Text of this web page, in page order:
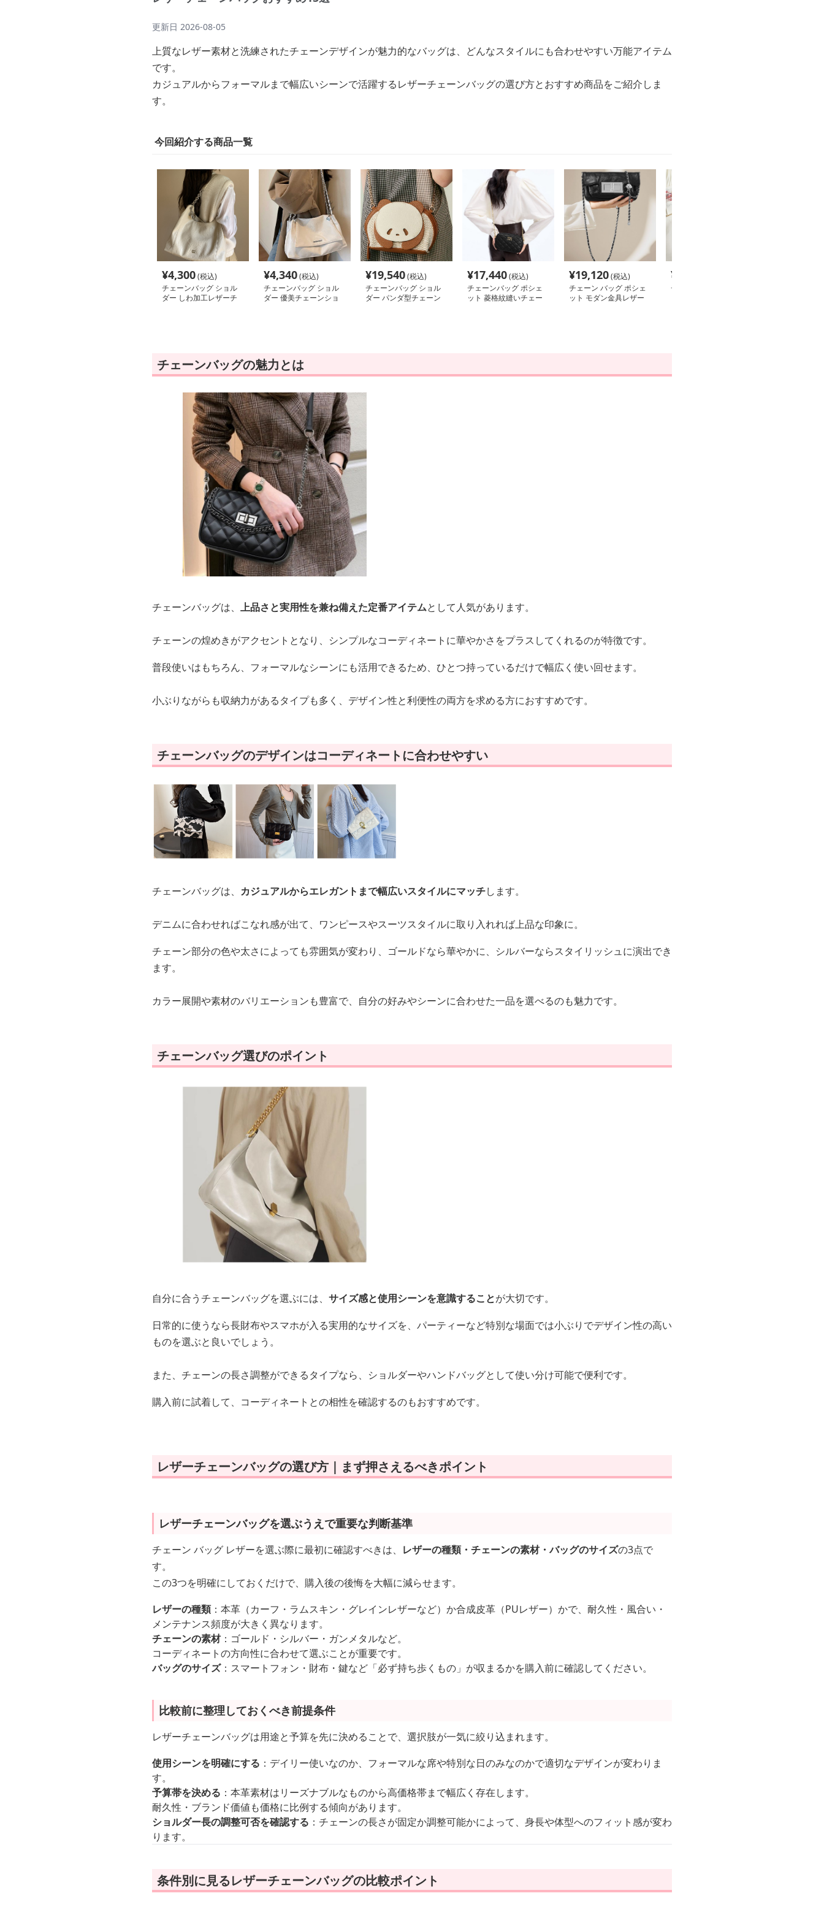
更新日 2026-08-05
上質なレザー素材と洗練されたチェーンデザインが魅力的なバッグは、どんなスタイルにも合わせやすい万能アイテム
です。
カジュアルからフォーマルまで幅広いシーンで活躍するレザーチェーンバッグの選び方とおすすめ商品をご紹介しま
す。
今回紹介する商品一覧
¥4,300(税込)
チェーンバッグ ショル
ダー しわ加工レザーチ
¥4,340(税込)
チェーンバッグ ショル
ダー 優美チェーンショ
¥19,540(税込)
チェーンバッグ ショル
ダー パンダ型チェーン
¥17,440(税込)
チェーンバッグ ポシェ
ット 菱格紋縫いチェー
¥19,120(税込)
チェーン バッグ ポシェ
ット モダン金具レザー
¥
チェーン バッグ クラシ
チェーンバッグの魅力とは
チェーンバッグは、 上品さと実用性を兼ね備えた定番アイテムとして人気があります。
チェーンの煌めきがアクセントとなり、シンプルなコーディネートに華やかさをプラスしてくれるのが特徴です。
普段使いはもちろん、フォーマルなシーンにも活用できるため、ひとつ持っているだけで幅広く使い回せます。
小ぶりながらも収納力があるタイプも多く、デザイン性と利便性の両方を求める方におすすめです。
チェーンバッグのデザインはコーディネートに合わせやすい
チェーンバッグは、 カジュアルからエレガントまで幅広いスタイルにマッチします。
デニムに合わせればこなれ感が出て、ワンピースやスーツスタイルに取り入れれば上品な印象に。
チェーン部分の色や太さによっても雰囲気が変わり、ゴールドなら華やかに、シルバーならスタイリッシュに演出でき
ます。
カラー展開や素材のバリエーションも豊富で、自分の好みやシーンに合わせた一品を選べるのも魅力です。
チェーンバッグ選びのポイント
自分に合うチェーンバッグを選ぶには、 サイズ感と使用シーンを意識することが大切です。
日常的に使うなら長財布やスマホが入る実用的なサイズを、パーティーなど特別な場面では小ぶりでデザイン性の高い
ものを選ぶと良いでしょう。
また、チェーンの長さ調整ができるタイプなら、ショルダーやハンドバッグとして使い分け可能で便利です。
購入前に試着して、コーディネートとの相性を確認するのもおすすめです。
レザーチェーンバッグの選び方｜まず押さえるべきポイント
レザーチェーンバッグを選ぶうえで重要な判断基準
チェーン バッグ レザーを選ぶ際に最初に確認すべきは、 レザーの種類・チェーンの素材・バッグのサイズの3点で
す。
この3つを明確にしておくだけで、購入後の後悔を大幅に減らせます。
レザーの種類：本革（カーフ・ラムスキン・グレインレザーなど）か合成皮革（PUレザー）かで、耐久性・風合い・
メンテナンス頻度が大きく異なります。
チェーンの素材：ゴールド・シルバー・ガンメタルなど。
コーディネートの方向性に合わせて選ぶことが重要です。
バッグのサイズ：スマートフォン・財布・鍵など「必ず持ち歩くもの」が収まるかを購入前に確認してください。
比較前に整理しておくべき前提条件
レザーチェーンバッグは用途と予算を先に決めることで、選択肢が一気に絞り込まれます。
使用シーンを明確にする ：デイリー使いなのか、フォーマルな席や特別な日のみなのかで適切なデザインが変わりま
す。
予算帯を決める ：本革素材はリーズナブルなものから高価格帯まで幅広く存在します。
耐久性・ブランド価値も価格に比例する傾向があります。
ショルダー長の調整可否を確認する ：チェーンの長さが固定か調整可能かによって、身長や体型へのフィット感が変わ
ります。
条件別に見るレザーチェーンバッグの比較ポイント